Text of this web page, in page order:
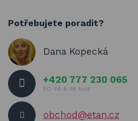
Potřebujete poradit?
Dana Kopecká
+420 777 230 065
PO-PÁ 8-18 hod
obchod@etan.cz